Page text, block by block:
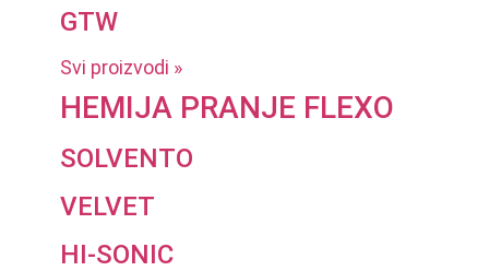
GTW
Svi proizvodi »
HEMIJA PRANJE FLEXO
SOLVENTO
VELVET
HI-SONIC